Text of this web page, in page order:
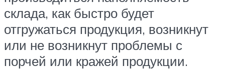
склада, как быстро будет
отгружаться продукция, возникнут
или не возникнут проблемы с
порчей или кражей продукции.